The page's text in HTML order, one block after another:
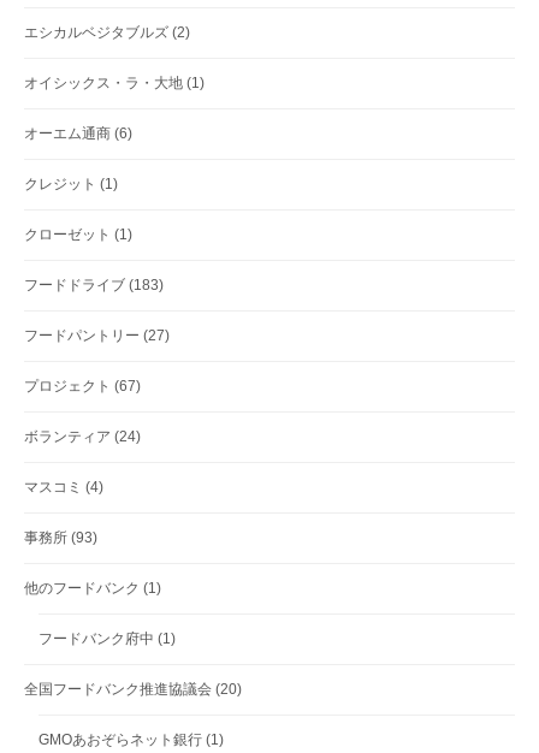
エシカルベジタブルズ (2)
オイシックス・ラ・大地 (1)
オーエム通商 (6)
クレジット (1)
クローゼット (1)
フードドライブ (183)
フードパントリー (27)
プロジェクト (67)
ボランティア (24)
マスコミ (4)
事務所 (93)
他のフードバンク (1)
フードバンク府中 (1)
全国フードバンク推進協議会 (20)
GMOあおぞらネット銀行 (1)